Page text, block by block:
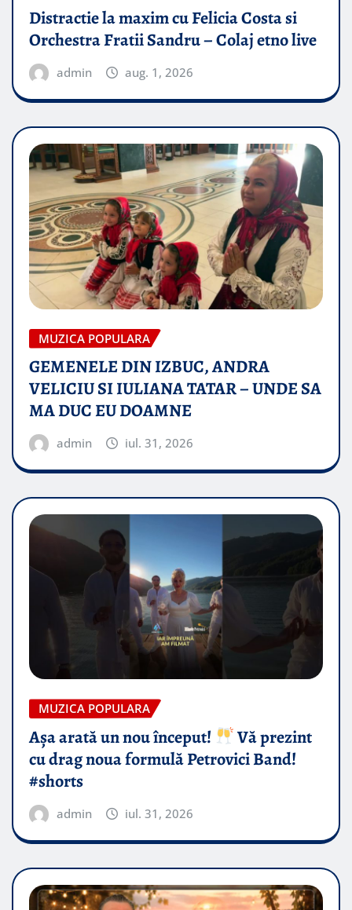
Distractie la maxim cu Felicia Costa si
Orchestra Fratii Sandru – Colaj etno live
admin aug. 1, 2026
MUZICA POPULARA
GEMENELE DIN IZBUC, ANDRA
VELICIU SI IULIANA TATAR – UNDE SA
MA DUC EU DOAMNE
admin iul. 31, 2026
MUZICA POPULARA
Așa arată un nou început!
Vă prezint
cu drag noua formulă Petrovici Band!
#shorts
admin iul. 31, 2026